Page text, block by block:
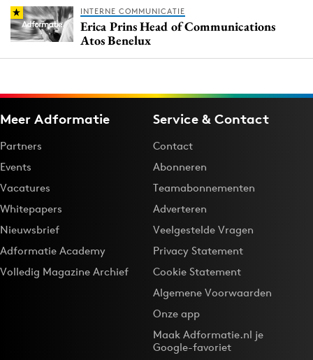
INTERNE COMMUNICATIE
Erica Prins Head of Communications
Atos Benelux
Meer Adformatie
Partners
Events
Vacatures
Whitepapers
Nieuwsbrief
Adformatie Academy
Volledig Magazine Archief
Service & Contact
Contact
Abonneren
Teamabonnementen
Adverteren
Veelgestelde Vragen
Privacy Statement
Cookie Statement
Algemene Voorwaarden
Onze app
Maak Adformatie.nl je
Google-favoriet